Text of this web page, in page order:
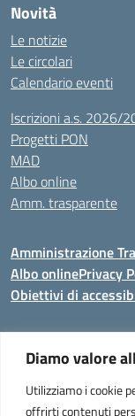
Diamo valore
Utilizziamo i cookie
offrirti contenuti
Novità
Le notizie
Le circolari
Calendario eventi
Iscrizioni a.s. 2026/
Progetti PON
MAD
Albo online
Amm. trasparente
Amministrazione
Albo onlinePrivacy
Obiettivi di
Codice meccanografico:
Istituto Comprensivo